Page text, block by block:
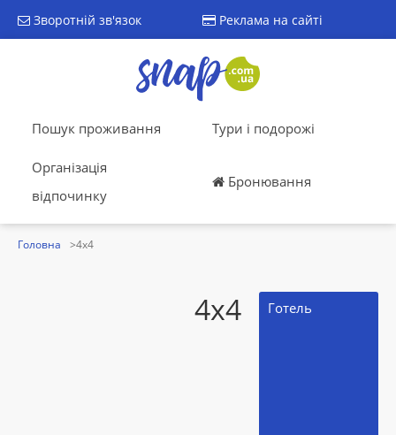
Зворотній зв'язок Реклама на сайті
Пошук проживання Тури і подорожі
Організація
відпочинку
Бронювання
Головна 4x4
4x4 Готель